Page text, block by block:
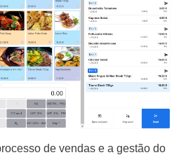
de vendas e a gestão do